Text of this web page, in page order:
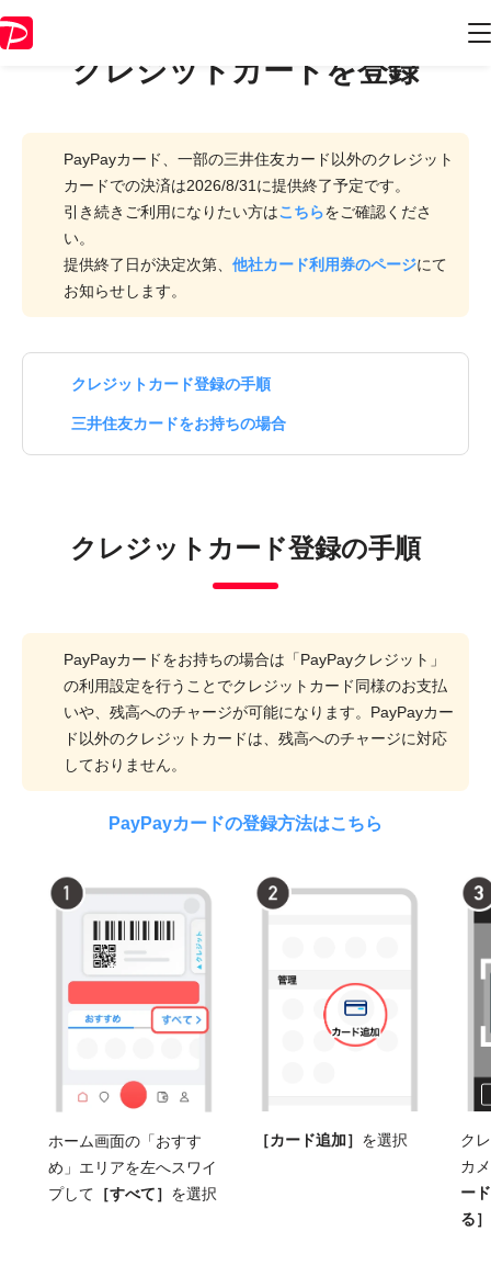
クレジットカードを登録
PayPayカード、一部の三井住友カード以外のクレジット
カードでの決済は2026/8/31に提供終了予定です。
引き続きご利用になりたい方はこちらをご確認くださ
い。
提供終了日が決定次第、 他社カード利用券のページにて
お知らせします。
クレジットカード登録の手順
三井住友カードをお持ちの場合
クレジットカード登録の手順
PayPayカードをお持ちの場合は「PayPayクレジット」
の利用設定を行うことでクレジットカード同様のお支払
いや、残高へのチャージが可能になります。PayPayカー
ド以外のクレジットカードは、残高へのチャージに対応
しておりません。
PayPayカードの登録方法はこちら
ホーム画面の「おすす
め」エリアを左へスワイ
プして ［すべて］ を選択
［カード追加］ を選択
ク
カ
ー
る］